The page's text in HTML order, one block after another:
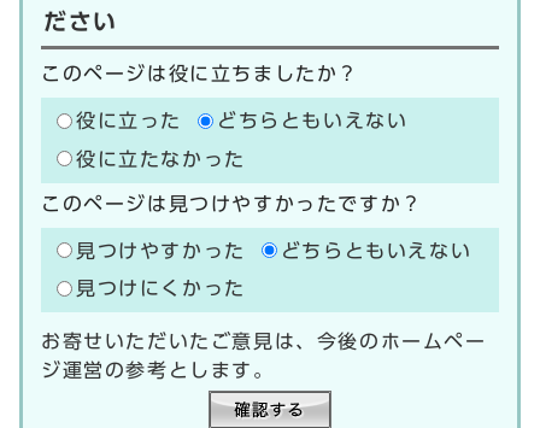
ださい
このページは役に立ちましたか？
役に立った
どちらともいえない
役に立たなかった
このページは見つけやすかったですか？
見つけやすかった
どちらともいえない
見つけにくかった
お寄せいただいたご意見は、今後のホームペー
ジ運営の参考とします。